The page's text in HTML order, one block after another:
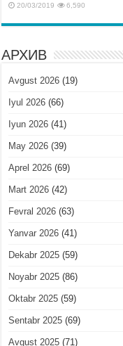
20/03/2019 6,590
АРХИВ
Avgust 2026 (19)
Iyul 2026 (66)
Iyun 2026 (41)
May 2026 (39)
Aprel 2026 (69)
Mart 2026 (42)
Fevral 2026 (63)
Yanvar 2026 (41)
Dekabr 2025 (59)
Noyabr 2025 (86)
Oktabr 2025 (59)
Sentabr 2025 (69)
Avgust 2025 (71)